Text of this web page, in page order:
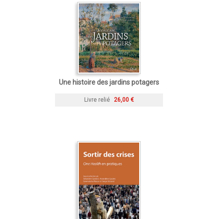
Une histoire des jardins potagers
Livre relié 26,00 €